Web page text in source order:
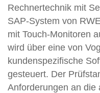
Rechnertechnik mit
SAP-System von
mit Touch-Monitoren
wird über eine von
kundenspezifische
gesteuert. Der
Anforderungen an die